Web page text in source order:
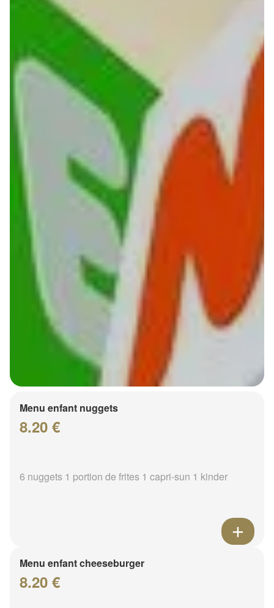
Menu enfant nuggets
8.20 €
6 nuggets 1 portion de frites 1 capri-sun 1 kinder
Menu enfant cheeseburger
8.20 €